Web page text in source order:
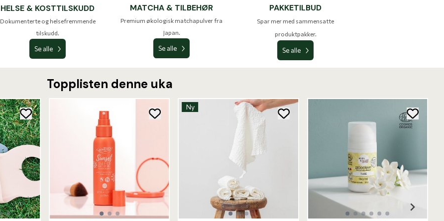
HELSE & KOSTTILSKUDD
Dokumenterte og helsefremmende
tilskudd.
Se alle
MATCHA & TILBEHØR
Premium økologisk matchapulver fra
Japan.
Se alle
PAKKETILBUD
Spar mer med sammensatte
produktpakker.
Se alle
Topplisten denne uka
Ny